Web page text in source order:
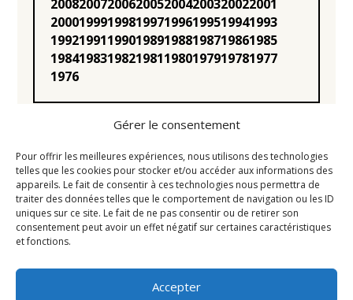
Gérer le consentement
Pour offrir les meilleures expériences, nous utilisons des technologies
telles que les cookies pour stocker et/ou accéder aux informations des
appareils. Le fait de consentir à ces technologies nous permettra de
traiter des données telles que le comportement de navigation ou les ID
uniques sur ce site. Le fait de ne pas consentir ou de retirer son
consentement peut avoir un effet négatif sur certaines caractéristiques
et fonctions.
Accepter
20082007200620052004200320022001
20001999199819971996199519941993
19921991199019891988198719861985
19841983198219811980197919781977
1976
Statuts
Règlement intérieur
Mentions légales
Liens utiles